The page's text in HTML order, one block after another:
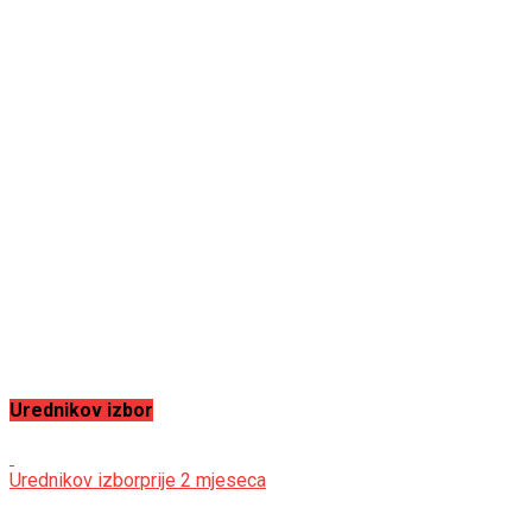
Urednikov izbor
Urednikov izborprije 2 mjeseca